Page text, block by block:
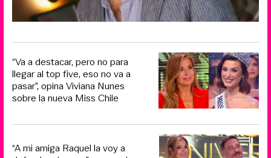
“Va a destacar, pero no para
llegar al top five, eso no va a
pasar”, opina Viviana Nunes
sobre la nueva Miss Chile
“A mi amiga Raquel la voy a